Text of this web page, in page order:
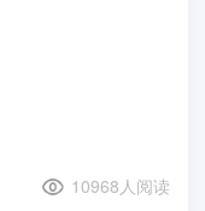
10968人阅读